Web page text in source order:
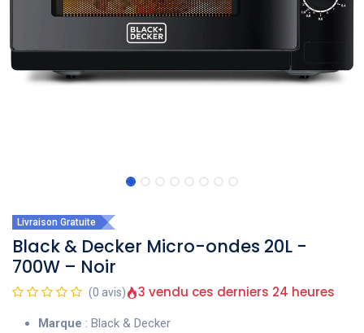
Livraison Gratuite
Black & Decker Micro-ondes 20L -
700W – Noir
(0 avis) 3 vendu ces derniers 24 heures
Marque : Black & Decker